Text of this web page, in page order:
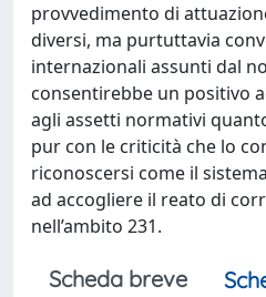
provvedimento di
diversi, ma purtuttavia
internazionali assunti dal
consentirebbe un positivo
agli assetti normativi
pur con le criticità che lo
riconoscersi come il
ad accogliere il reato di
nell’ambito 231.
Scheda breve